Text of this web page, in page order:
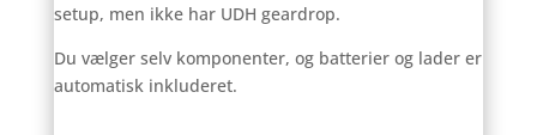
setup, men ikke har UDH geardrop.
Du vælger selv komponenter, og batterier og lader er
automatisk inkluderet.